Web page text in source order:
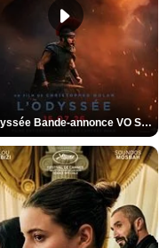
L'Odyssée Bande-annonce VO STFR